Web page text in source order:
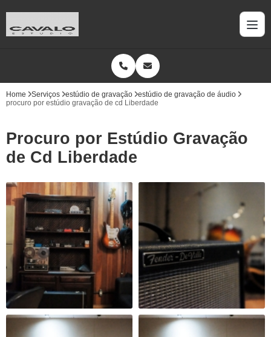
Home Serviços estúdio de gravação
estúdio de gravação de áudio
procuro por estúdio gravação de cd Liberdade
Procuro por Estúdio Gravação
de Cd Liberdade